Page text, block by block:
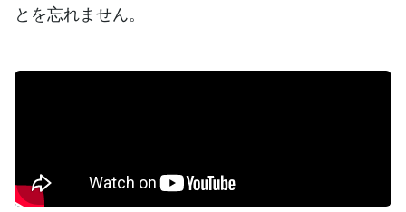
とを忘れません。